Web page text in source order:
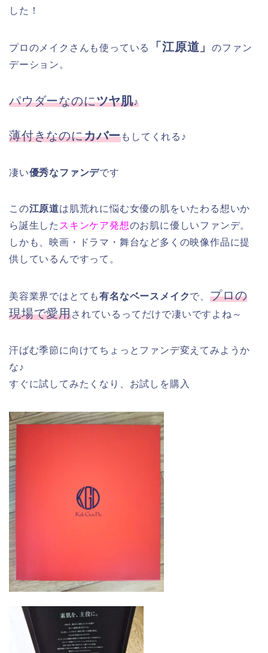
した！
プロのメイクさんも使っている 「江原道」のファン
デーション。
パウダーなのにツヤ肌♪
薄付きなのにカバーもしてくれる♪
凄い優秀なファンデです
この江原道は肌荒れに悩む女優の肌をいたわる想いか
ら誕生した スキンケア発想のお肌に優しいファンデ。
しかも、映画・ドラマ・舞台など多くの映像作品に提
供しているんですって。
美容業界ではとても有名なベースメイクで、プロの
現場で愛用されているってだけで凄いですよね～
汗ばむ季節に向けてちょっとファンデ変えてみようか
な♪
すぐに試してみたくなり、お試しを購入